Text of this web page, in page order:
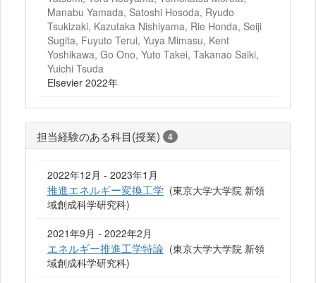
Manabu Yamada, Satoshi Hosoda, Ryudo
Tsukizaki, Kazutaka Nishiyama, Rie Honda, Seiji
Sugita, Fuyuto Terui, Yuya Mimasu, Kent
Yoshikawa, Go Ono, Yuto Takei, Takanao Saiki,
Yuichi Tsuda
Elsevier 2022年
担当経験のある科目(授業) 4
2022年12月 - 2023年1月
推進エネルギー変換工学 (東京大学大学院 新領
域創成科学研究科)
2021年9月 - 2022年2月
エネルギー推進工学特論 (東京大学大学院 新領
域創成科学研究科)